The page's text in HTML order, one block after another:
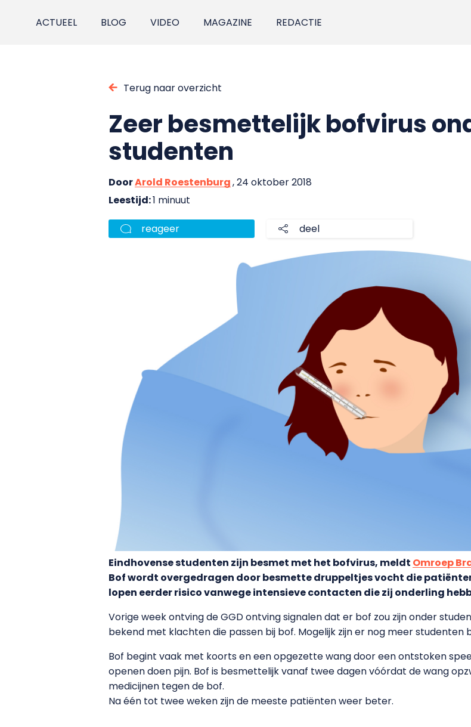
ACTUEEL BLOG VIDEO MAGAZINE REDACTIE
Terug naar overzicht
Zeer besmettelijk bofvirus
studenten
DoorArold Roestenburg, 24 oktober 2018
Leestijd:1 minuut
reageer deel
Eindhovense studenten zijn besmet met het bofvirus, meldt Omroep
Bof wordt overgedragen door besmette druppeltjes vocht die
lopen eerder risico vanwege intensieve contacten die zij onderling
Vorige week ontving de GGD ontving signalen dat er bof zou zijn onder
bekend met klachten die passen bij bof. Mogelijk zijn er nog meer studenten
Bof begint vaak met koorts en een opgezette wang door een ontstoken
openen doen pijn. Bof is besmettelijk vanaf twee dagen vóórdat de wang
medicijnen tegen de bof.
Na één tot twee weken zijn de meeste patiënten weer beter.